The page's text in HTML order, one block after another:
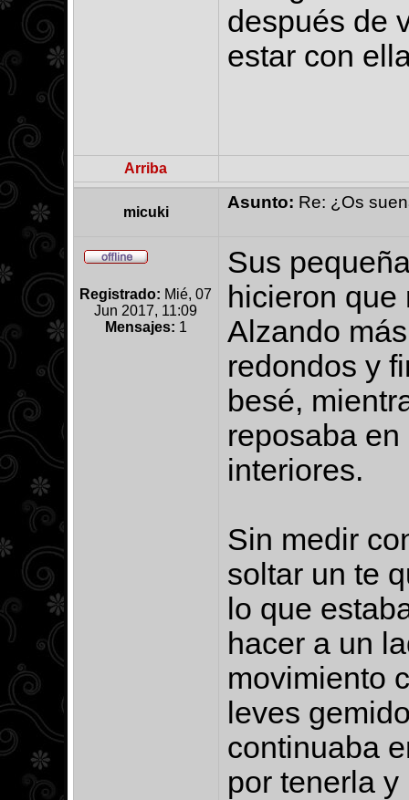
después de
estar con
Arriba
micuki
Asunto: Re: ¿Os
Registrado: Mié, 07
Jun 2017, 11:09
Mensajes: 1
Sus
hicieron que
Alzando
redondos y
besé,
reposaba
interiores.
Sin medir
soltar un te
lo que
hacer a un
movimiento
leves
continuaba
por tenerla